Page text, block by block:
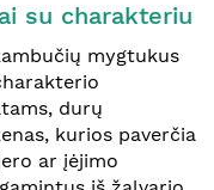
su charakteriu
mygtukus
durų
kurios paverčia
ar įėjimo